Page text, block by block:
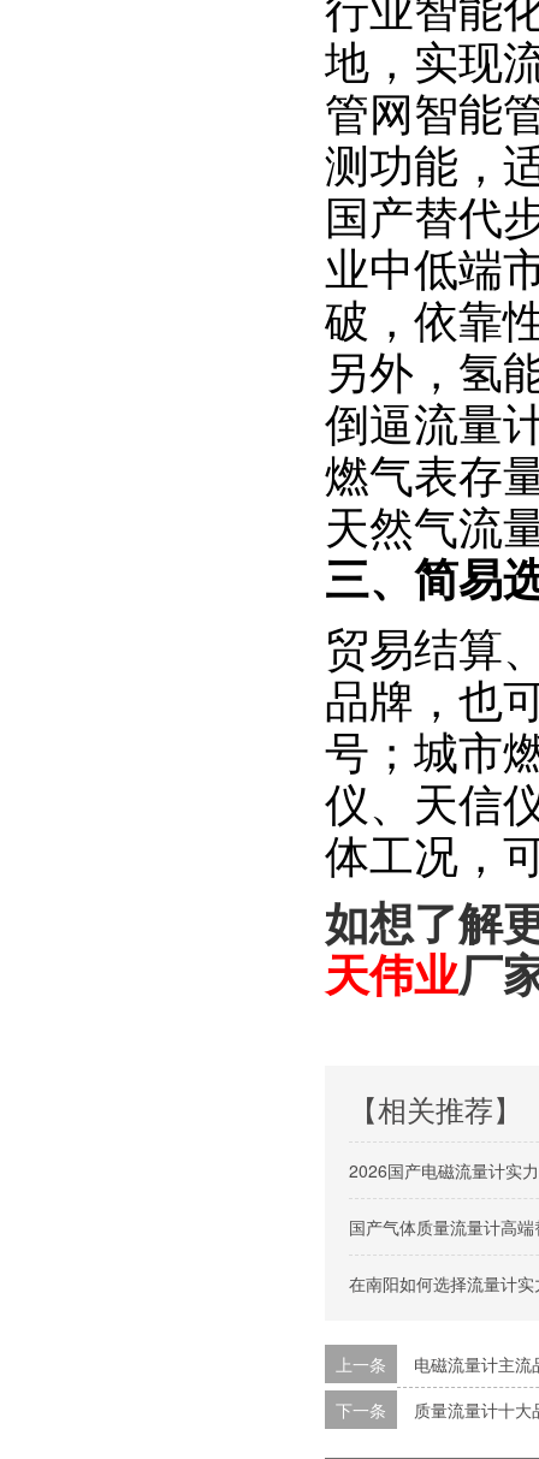
地，实现
管网智能
测功能，
国产替代
业中低端
破，依靠
另外，氢
倒逼流量
燃气表存
天然气流
三、简易
贸易结算
品牌，也
号；城市
仪、天信
体工况，
如想了解
天伟业厂
【相关推荐】
2026国产电磁流量计实
国产气体质量流量计高
在南阳如何选择流量计
上一条
电磁流量计主
下一条
质量流量计十